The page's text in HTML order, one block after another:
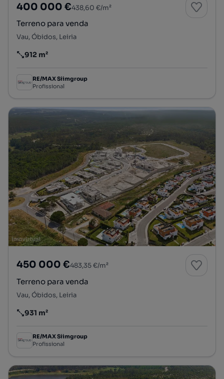
400 000 €438,60 €/m²
Terreno para venda
Vau, Óbidos, Leiria
Preço por metro quadrado
912 m²
RE/MAX Siimgroup
Profissional
450 000 €483,35 €/m²
Terreno para venda
Vau, Óbidos, Leiria
Preço por metro quadrado
931 m²
RE/MAX Siimgroup
Profissional